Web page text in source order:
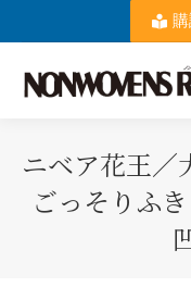
ニベア花王／
ごっそりふ